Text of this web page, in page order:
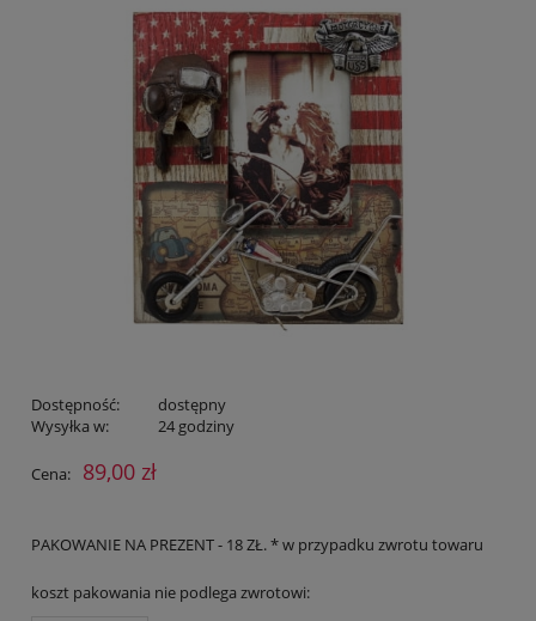
Dostępność:
dostępny
Wysyłka w:
24 godziny
Cena: 89,00 zł
PAKOWANIE NA PREZENT - 18 ZŁ. * w przypadku zwrotu towaru
koszt pakowania nie podlega zwrotowi: